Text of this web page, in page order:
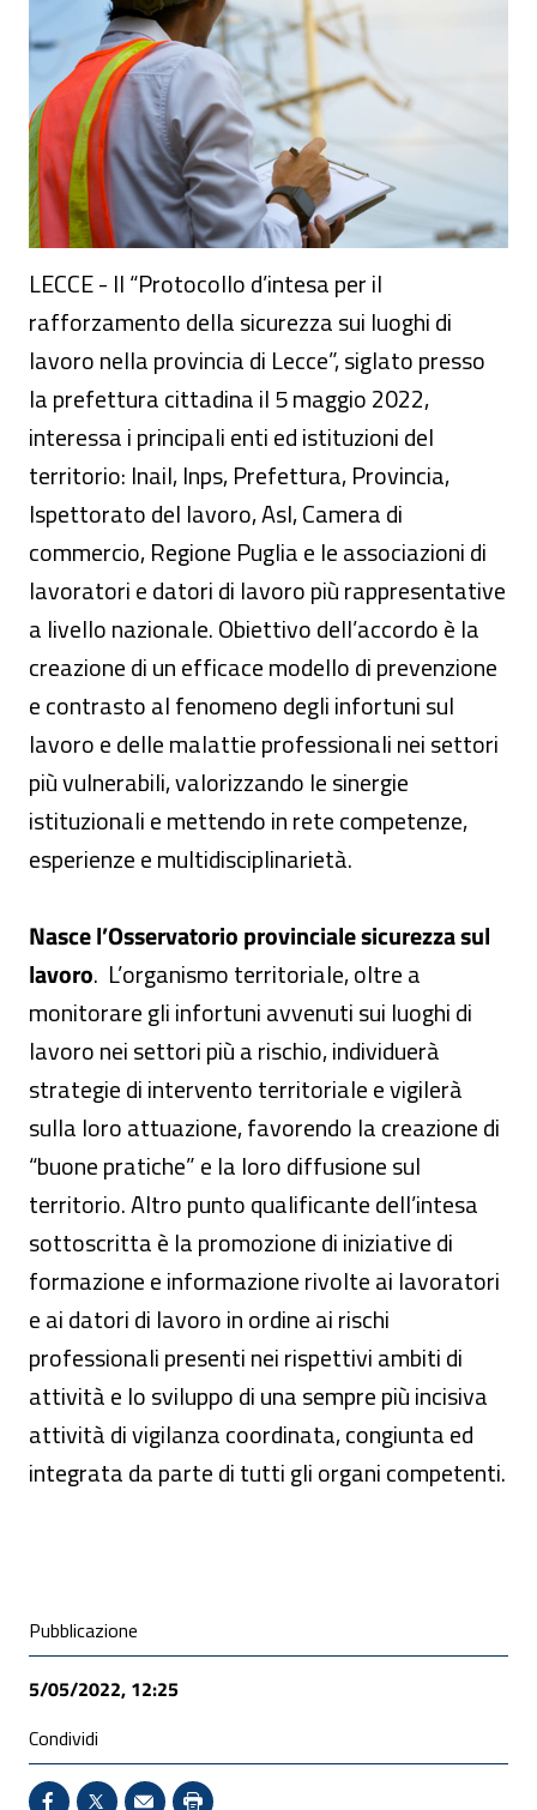
LECCE - Il “Protocollo d’intesa per il
rafforzamento della sicurezza sui luoghi di
lavoro nella provincia di Lecce”, siglato presso
la prefettura cittadina il 5 maggio 2022,
interessa i principali enti ed istituzioni del
territorio: Inail, Inps, Prefettura, Provincia,
Ispettorato del lavoro, Asl, Camera di
commercio, Regione Puglia e le associazioni di
lavoratori e datori di lavoro più rappresentative
a livello nazionale. Obiettivo dell’accordo è la
creazione di un efficace modello di prevenzione
e contrasto al fenomeno degli infortuni sul
lavoro e delle malattie professionali nei settori
più vulnerabili, valorizzando le sinergie
istituzionali e mettendo in rete competenze,
esperienze e multidisciplinarietà.
Nasce l’Osservatorio provinciale sicurezza sul
lavoro. L’organismo territoriale, oltre a
monitorare gli infortuni avvenuti sui luoghi di
lavoro nei settori più a rischio, individuerà
strategie di intervento territoriale e vigilerà
sulla loro attuazione, favorendo la creazione di
“buone pratiche” e la loro diffusione sul
territorio. Altro punto qualificante dell’intesa
sottoscritta è la promozione di iniziative di
formazione e informazione rivolte ai lavoratori
e ai datori di lavoro in ordine ai rischi
professionali presenti nei rispettivi ambiti di
attività e lo sviluppo di una sempre più incisiva
attività di vigilanza coordinata, congiunta ed
integrata da parte di tutti gli organi competenti.
Condivisione social
Pubblicazione
5/05/2022, 12:25
Condividi